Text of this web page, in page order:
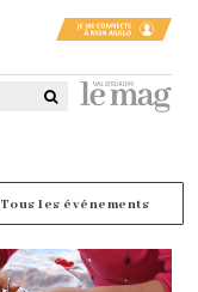
Tous les événements